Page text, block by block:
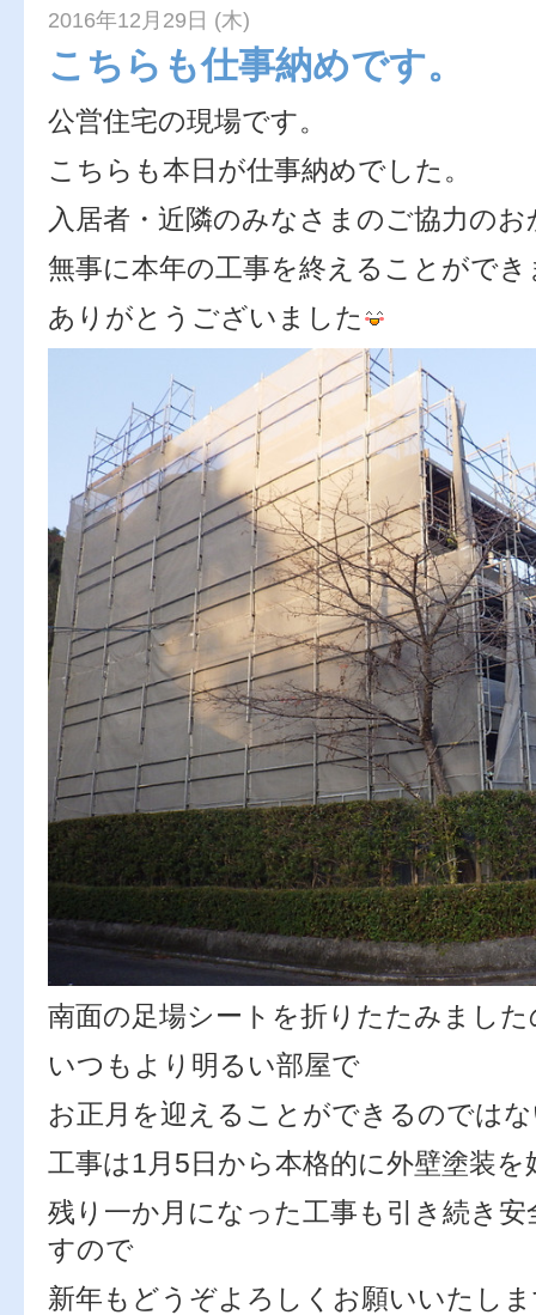
2016年12月29日 (木)
こちらも仕事納めです。
公営住宅の現場です。
こちらも本日が仕事納めでした。
入居者・近隣のみなさまのご協力のお
無事に本年の工事を終えることがで
ありがとうございました
南面の足場シートを折りたたみまし
いつもより明るい部屋で
お正月を迎えることができるのでは
工事は1月5日から本格的に外壁塗装
残り一か月になった工事も引き続き
すので
新年もどうぞよろしくお願いいたし